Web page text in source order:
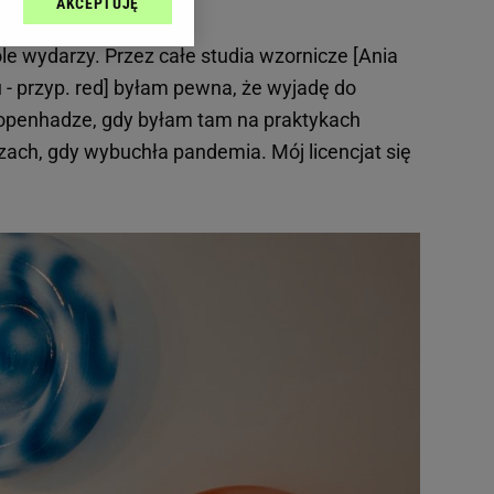
wydarzy. Przez całe studia wzornicze [Ania
przyp. red] byłam pewna, że wyjadę do
gdy byłam tam na praktykach
gdy wybuchła pandemia. Mój licencjat się
sp. z o.o., jej
danych poprzez
Zmiana ustawień
celów identyfikacji.
reklam i treści,